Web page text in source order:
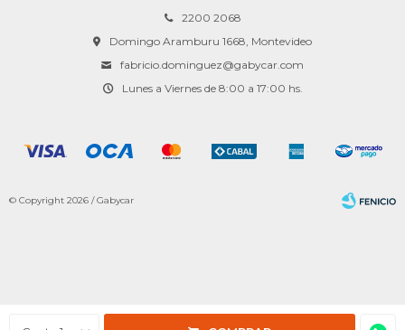
2200 2068
Domingo Aramburu 1668, Montevideo
fabricio.dominguez@gabycar.com
Lunes a Viernes de 8:00 a 17:00 hs.
© Copyright 2026 / Gabycar
Fenicio